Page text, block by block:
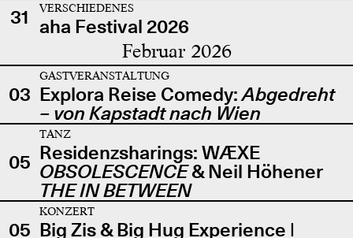
31
VERSCHIEDENES
aha Festival 2026
Februar 2026
03
GASTVERANSTALTUNG
Explora Reise Comedy:Abgedreht
– von Kapstadt nach Wien
05
TANZ
Residenzsharings: WÆXE
OBSOLESCENCE& Neil Höhener
THE IN BETWEEN
05
KONZERT
Big Zis & Big Hug Experience |